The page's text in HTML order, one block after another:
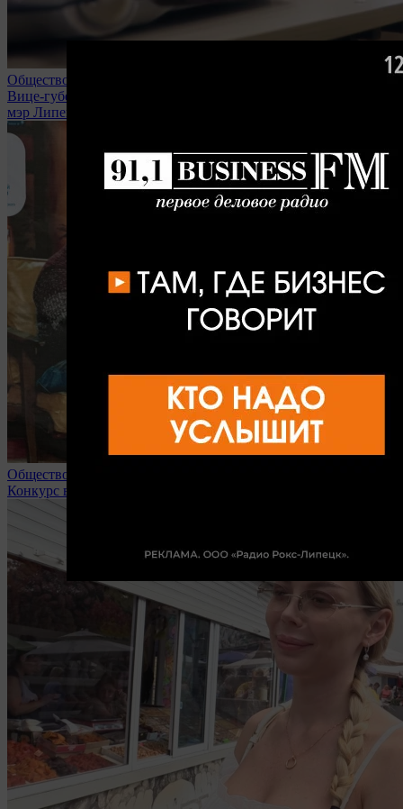
Общество
Вице-губернаторы, министры областного правительства и
мэр Липецка вступили в мобрезерв
Общество
Конкурс в липецкие вузы доходит до 32 человек на место